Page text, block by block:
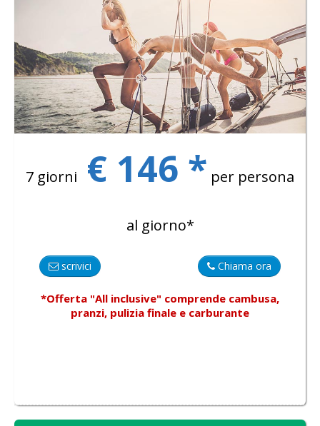
7 giorni € 146 * per persona
al giorno*
Chiama ora
scrivici
*Offerta "All inclusive" comprende cambusa,
pranzi, pulizia finale e carburante